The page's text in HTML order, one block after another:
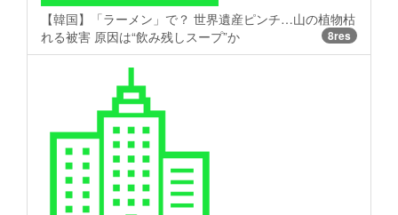
【韓国】「ラーメン」で？ 世界遺産ピンチ…山の植物枯
れる被害 原因は“飲み残しスープ”か
8res